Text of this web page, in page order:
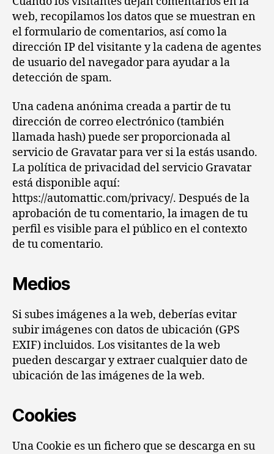
web, recopilamos los datos que se muestran en
el formulario de comentarios, así como la
dirección IP del visitante y la cadena de agentes
de usuario del navegador para ayudar a la
detección de spam.
Una cadena anónima creada a partir de tu
dirección de correo electrónico (también
llamada hash) puede ser proporcionada al
servicio de Gravatar para ver si la estás usando.
La política de privacidad del servicio Gravatar
está disponible aquí:
https://automattic.com/privacy/. Después de la
aprobación de tu comentario, la imagen de tu
perfil es visible para el público en el contexto
de tu comentario.
Medios
Si subes imágenes a la web, deberías evitar
subir imágenes con datos de ubicación (GPS
EXIF) incluidos. Los visitantes de la web
pueden descargar y extraer cualquier dato de
ubicación de las imágenes de la web.
Cookies
Una Cookie es un fichero que se descarga en su